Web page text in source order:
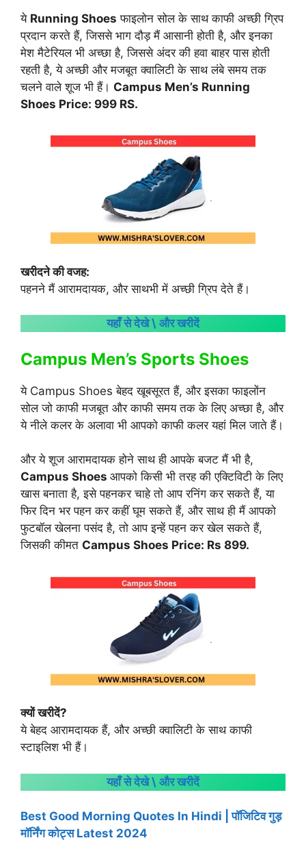
ये Running Shoes फाइलोन सोल के साथ काफी अच्छी ग्रिप
प्रदान करते हैं, जिससे भाग दौड़ मैं आसानी होती है, और इनका
मेश मैटेरियल भी अच्छा है, जिससे अंदर की हवा बाहर पास होती
रहती है, ये अच्छी और मजबूत क्वालिटी के साथ लंबे समय तक
चलने वाले शूज भी हैं। Campus Men’s Running
Shoes Price: 999 RS.
खरीदने की वजह:
पहनने मैं आरामदायक, और साथभी में अच्छी ग्रिप देते हैं।
यहाँ से देखे \ और खरीदें
Campus Men’s Sports Shoes
ये Campus Shoes बेहद खूबसूरत हैं, और इसका फाइलोंन
सोल जो काफी मजबूत और काफी समय तक के लिए अच्छा है, और
ये नीले कलर के अलावा भी आपको काफी कलर यहां मिल जाते हैं।
और ये शूज आरामदायक होने साथ ही आपके बजट मैं भी है,
Campus Shoes आपको किसी भी तरह की एक्टिविटी के लिए
खास बनाता है, इसे पहनकर चाहे तो आप रनिंग कर सकते हैं, या
फिर दिन भर पहन कर कहीं घूम सकते हैं, और साथ ही मैं आपको
फुटबॉल खेलना पसंद है, तो आप इन्हें पहन कर खेल सकते हैं,
जिसकी कीमत Campus Shoes Price: Rs 899.
क्यों खरीदें?
ये बेहद आरामदायक हैं, और अच्छी क्वालिटी के साथ काफी
स्टाइलिश भी हैं।
यहाँ से देखे \ और खरीदें
Best Good Morning Quotes In Hindi | पॉजिटिव गुड़
मॉर्निंग कोट्स Latest 2024